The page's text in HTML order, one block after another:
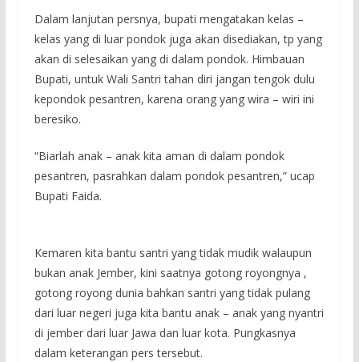
Dalam lanjutan persnya, bupati mengatakan kelas –
kelas yang di luar pondok juga akan disediakan, tp yang
akan di selesaikan yang di dalam pondok. Himbauan
Bupati, untuk Wali Santri tahan diri jangan tengok dulu
kepondok pesantren, karena orang yang wira – wiri ini
beresiko.
“Biarlah anak – anak kita aman di dalam pondok
pesantren, pasrahkan dalam pondok pesantren,” ucap
Bupati Faida.
Kemaren kita bantu santri yang tidak mudik walaupun
bukan anak Jember, kini saatnya gotong royongnya ,
gotong royong dunia bahkan santri yang tidak pulang
dari luar negeri juga kita bantu anak – anak yang nyantri
di jember dari luar Jawa dan luar kota. Pungkasnya
dalam keterangan pers tersebut.